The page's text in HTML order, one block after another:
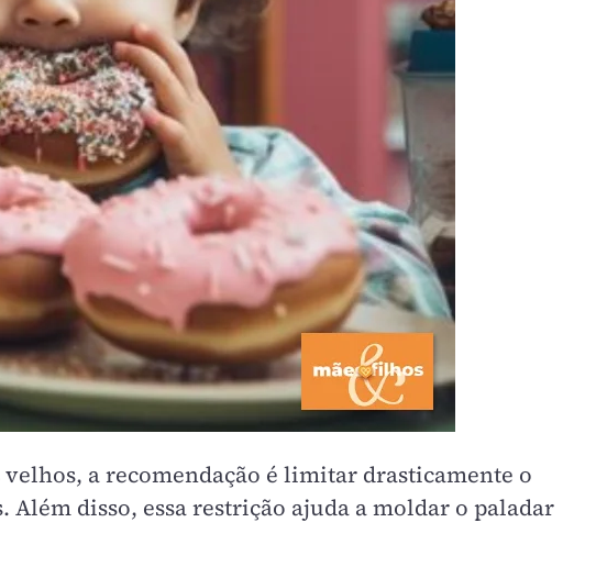
a recomendação é limitar drasticamente o
disso, essa restrição ajuda a moldar o paladar